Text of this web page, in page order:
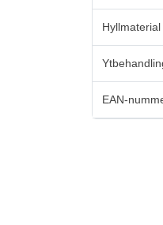
Hyllmaterial
EAN-